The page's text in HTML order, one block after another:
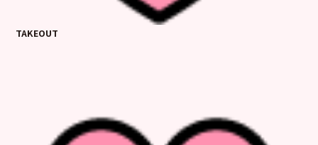
TAKEOUT